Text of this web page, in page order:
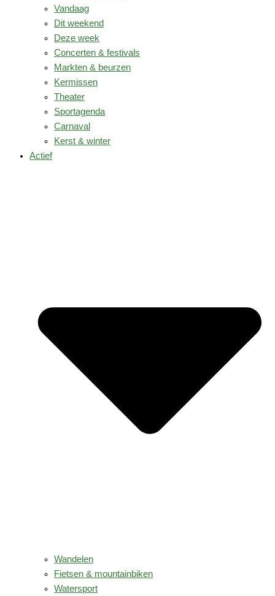
Vandaag
Dit weekend
Deze week
Concerten & festivals
Markten & beurzen
Kermissen
Theater
Sportagenda
Carnaval
Kerst & winter
Actief
Wandelen
Fietsen & mountainbiken
Watersport